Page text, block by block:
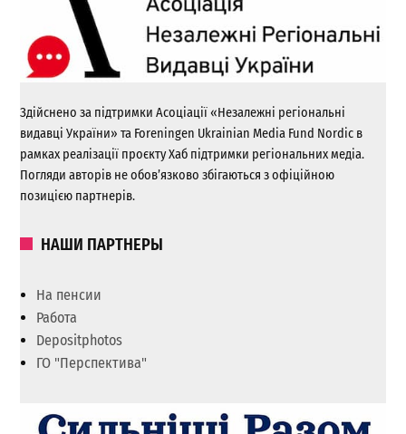
Здійснено за підтримки Асоціації «Незалежні регіональні
видавці України» та Foreningen Ukrainian Media Fund Nordic в
рамках реалізації проєкту Хаб підтримки регіональних медіа.
Погляди авторів не обов’язково збігаються з офіційною
позицією партнерів.
НАШИ ПАРТНЕРЫ
На пенсии
Работа
Depositphotos
ГО "Перспектива"